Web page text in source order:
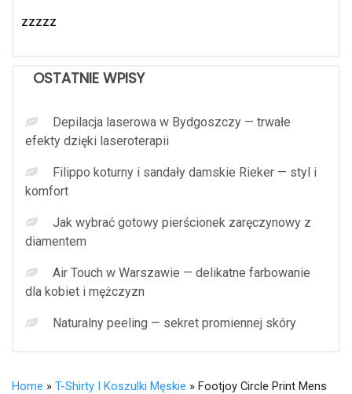
zzzzz
OSTATNIE WPISY
Depilacja laserowa w Bydgoszczy — trwałe
efekty dzięki laseroterapii
Filippo koturny i sandały damskie Rieker — styl i
komfort
Jak wybrać gotowy pierścionek zaręczynowy z
diamentem
Air Touch w Warszawie — delikatne farbowanie
dla kobiet i mężczyzn
Naturalny peeling — sekret promiennej skóry
Home » T-Shirty I Koszulki Męskie » Footjoy Circle Print Mens